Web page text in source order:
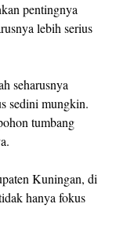
pentingnya
lebih serius
seharusnya
sedini mungkin.
tumbang
Kuningan, di
hanya fokus